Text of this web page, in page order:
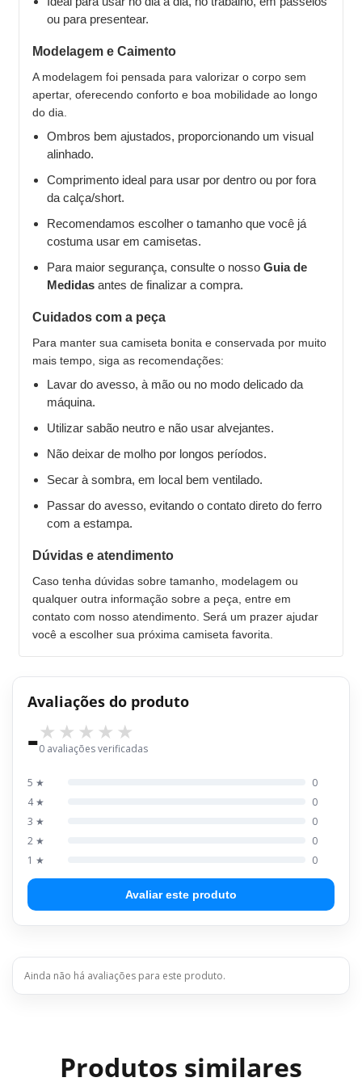
ou para presentear.
Modelagem e Caimento
A modelagem foi pensada para valorizar o corpo sem
apertar, oferecendo conforto e boa mobilidade ao longo
do dia.
Ombros bem ajustados, proporcionando um visual
alinhado.
Comprimento ideal para usar por dentro ou por fora
da calça/short.
Recomendamos escolher o tamanho que você já
costuma usar em camisetas.
Para maior segurança, consulte o nosso Guia de
Medidas antes de finalizar a compra.
Cuidados com a peça
Para manter sua camiseta bonita e conservada por muito
mais tempo, siga as recomendações:
Lavar do avesso, à mão ou no modo delicado da
máquina.
Utilizar sabão neutro e não usar alvejantes.
Não deixar de molho por longos períodos.
Secar à sombra, em local bem ventilado.
Passar do avesso, evitando o contato direto do ferro
com a estampa.
Dúvidas e atendimento
Caso tenha dúvidas sobre tamanho, modelagem ou
qualquer outra informação sobre a peça, entre em
contato com nosso atendimento. Será um prazer ajudar
você a escolher sua próxima camiseta favorita.
Avaliações do produto
-0 avaliações verificadas
5 ★
0
4 ★
0
3 ★
0
2 ★
0
1 ★
0
Avaliar este produto
Ainda não há avaliações para este produto.
Produtos similares